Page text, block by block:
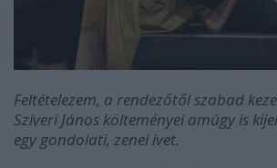
Feltételezem, a rendezőtől szabad
Sziveri János költeményei amúgy is
egy gondolati, zenei ívet.